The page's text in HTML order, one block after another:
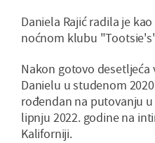
Daniela Rajić radila je
noćnom klubu
Nakon gotovo desetljeća
Danielu u studenom
rođendan na putovanju u
lipnju 2022. godine na
Kaliforniji.